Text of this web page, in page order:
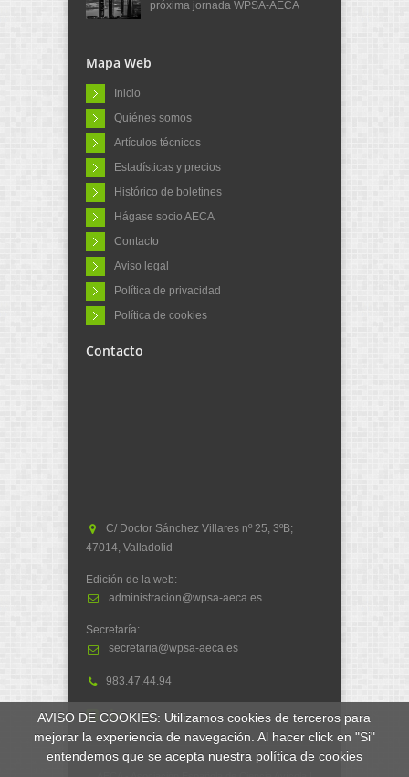
AVISO DE COOKIES: Utilizamos cookies de terceros para
mejorar la experiencia de navegación. Al hacer click en "Si"
entendemos que se acepta nuestra política de cookies
próxima jornada WPSA-AECA
Mapa Web
Inicio
Quiénes somos
Artículos técnicos
Estadísticas y precios
Histórico de boletines
Hágase socio AECA
Contacto
Aviso legal
Política de privacidad
Política de cookies
Contacto
C/ Doctor Sánchez Villares nº 25, 3ºB;
47014, Valladolid
Edición de la web:
administracion@wpsa-aeca.es
Secretaría:
secretaria@wpsa-aeca.es
983.47.44.94